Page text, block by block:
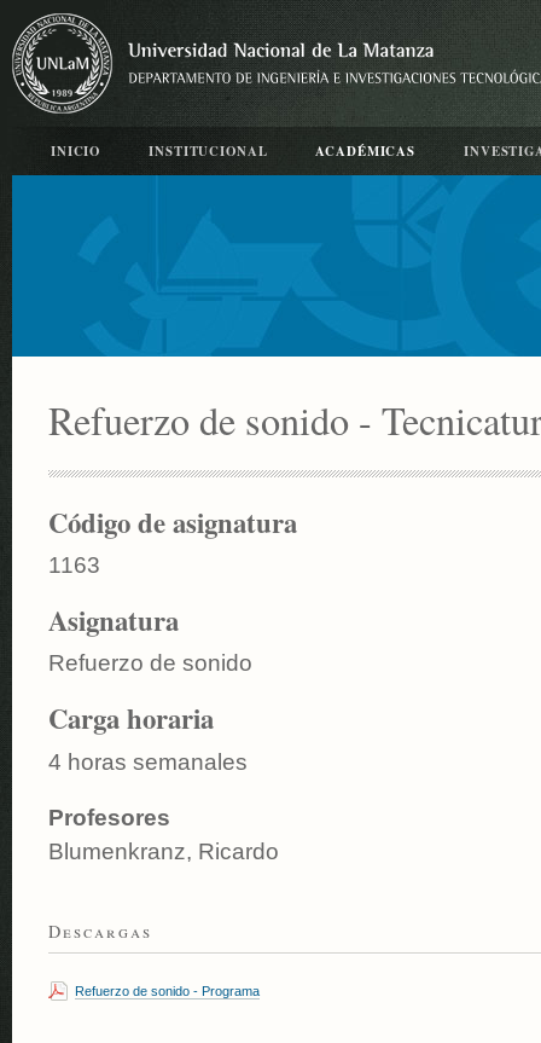
INICIO INSTITUCIONAL ACADÉMICAS
Refuerzo de sonido -
Código de asignatura
1163
Asignatura
Refuerzo de sonido
Carga horaria
4 horas semanales
Profesores
Blumenkranz, Ricardo
Descargas
Refuerzo de sonido - Programa